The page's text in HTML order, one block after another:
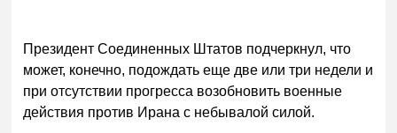
Президент Соединенных Штатов подчеркнул, что
может, конечно, подождать еще две или три недели и
при отсутствии прогресса возобновить военные
действия против Ирана с небывалой силой.